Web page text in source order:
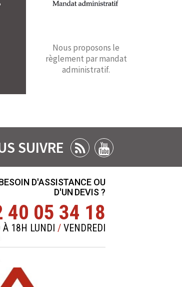
Nous proposons le
règlement par mandat
administratif.
SUIVRE
D'ASSISTANCE OU
D'UN DEVIS ?
40 05 34 18
18H LUNDI / VENDREDI